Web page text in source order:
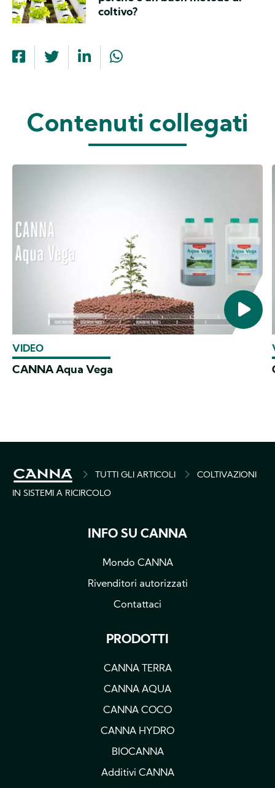
coltivo?
Contenuti collegati
VIDEO
CANNA Aqua Vega
BREADCRUMBTUTTI GLI ARTICOLI
COLTIVAZIONI
IN SISTEMI A RICIRCOLO
INFO SU CANNA
Mondo CANNA
Rivenditori autorizzati
Contattaci
PRODOTTI
CANNA TERRA
CANNA AQUA
CANNA COCO
CANNA HYDRO
BIOCANNA
Additivi CANNA